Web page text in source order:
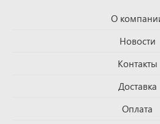
О
Новости
Контакты
Доставка
Оплата